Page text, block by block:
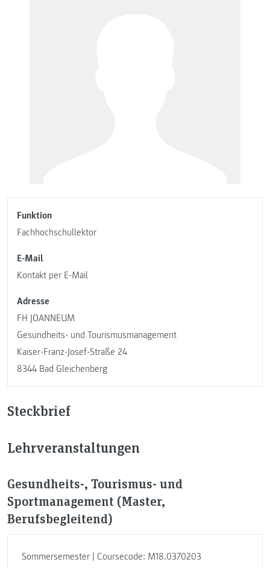
Funktion
Fachhochschullektor
E-Mail
Kontakt per E-Mail
Adresse
FH JOANNEUM
Gesundheits- und Tourismusmanagement
Kaiser-Franz-Josef-Straße 24
8344 Bad Gleichenberg
Steckbrief
Lehrveranstaltungen
Gesundheits-, Tourismus- und
Sportmanagement (Master,
Berufsbegleitend)
Sommersemester | Coursecode: M18.0370203